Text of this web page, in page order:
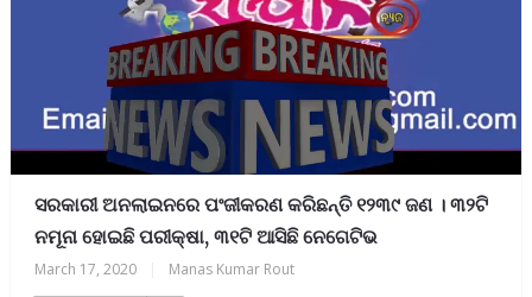
ସରକାରୀ ଅନଲାଇନରେ ପଂଜୀକରଣ କରିଛନ୍ତି ୧୨୩୯ ଜଣ । ୩୨ଟି
ନମୂନା ହୋଇଛି ପରୀକ୍ଷା, ୩୧ଟି ଆସିଛି ନେଗେଟିଭ
March 17, 2020 Manas Kumar Rout